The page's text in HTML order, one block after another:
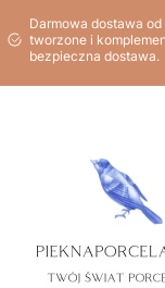
Darmowa dostawa
tworzone i
bezpieczna dostawa.